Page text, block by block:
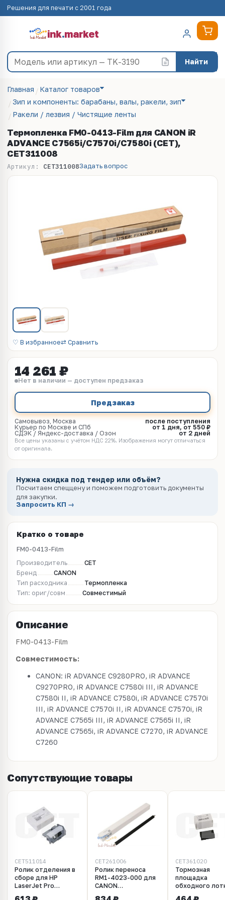
Решения для печати с 2001 года
ink.market
Найти
Главная
Каталог товаров
Зип и компоненты: барабаны, валы, ракели, зип
Ракели / лезвия / Чистящие ленты
Термопленка FM0-0413-Film для CANON iR
ADVANCE C7565i/C7570i/C7580i (CET),
CET311008
Артикул: CET311008Задать вопрос
♡ В избранное⇄ Сравнить
14 261 ₽
Нет в наличии — доступен предзаказ
Предзаказ
Самовывоз, Москва
после поступления
Курьер по Москве и СПб
от 1 дня, от 550 ₽
СДЭК / Яндекс-доставка / Озон
от 2 дней
Все цены указаны с учётом НДС 22%. Изображения могут отличаться
от оригинала.
Нужна скидка под тендер или объём?
Посчитаем спеццену и поможем подготовить документы
для закупки.
Запросить КП →
Кратко о товаре
FM0-0413-Film
Производитель
CET
Бренд
CANON
Тип расходника
Термопленка
Тип: ориг/совм
Совместимый
Описание
FM0-0413-Film
Совместимость:
CANON: iR ADVANCE C9280PRO, iR ADVANCE
C9270PRO, iR ADVANCE C7580i III, iR ADVANCE
C7580i II, iR ADVANCE C7580i, iR ADVANCE C7570i
III, iR ADVANCE C7570i II, iR ADVANCE C7570i, iR
ADVANCE C7565i III, iR ADVANCE C7565i II, iR
ADVANCE C7565i, iR ADVANCE C7270, iR ADVANCE
C7260
Сопутствующие товары
CET511014
Ролик отделения в
сборе для HP
LaserJet Pro
CET261006
Ролик переноса
RM1-4023-000 для
CANON
CET361020
Тормозная
площадка
обходного